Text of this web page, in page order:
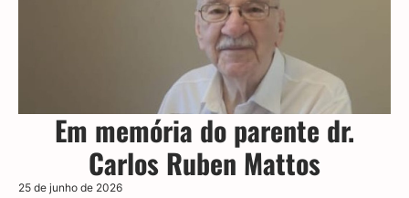
Em memória do parente dr.
Carlos Ruben Mattos
25 de junho de 2026